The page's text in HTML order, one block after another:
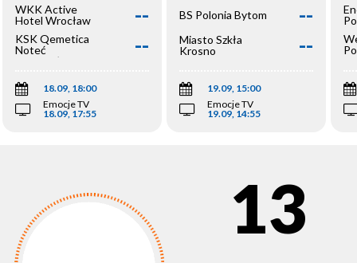
WKK Active
Hotel Wrocław
--
KSK Qemetica
Noteć
Inowrocław
--
18.09, 18:00
Emocje TV
18.09, 17:55
BS Polonia Bytom --
Miasto Szkła
Krosno
--
19.09, 15:00
Emocje TV
19.09, 14:55
13